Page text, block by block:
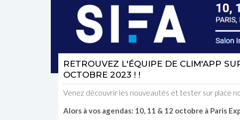
RETROUVEZ L'ÉQUIPE DE CLIM'APP
OCTOBRE 2023 ! !
Venez découvrir les nouveautés et tester sur place
Alors à vos agendas: 10, 11 & 12 octobre à Paris